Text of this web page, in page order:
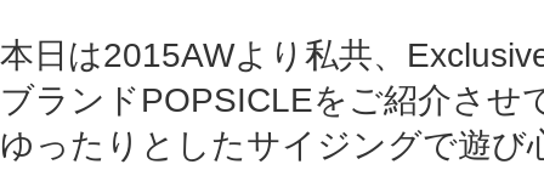
本日は2015AWより私共、
ブランドPOPSICLEをご紹介させ
ゆったりとしたサイジングで遊び